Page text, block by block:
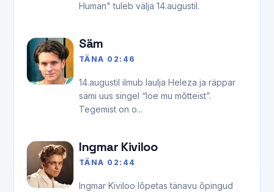
Human" tuleb välja 14.augustil.
TÄNA 02:46
Säm
14.augustil ilmub laulja Heleza ja räppar
sämi uus singel “loe mu mõtteist”.
Tegemist on o...
TÄNA 02:44
Ingmar Kiviloo
Ingmar Kiviloo lõpetas tänavu õpingud